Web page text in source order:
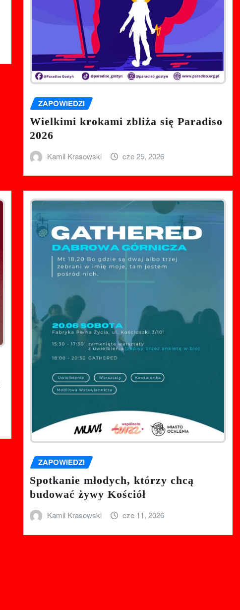
ZAPOWIEDZI
Wielkimi krokami zbliża się Paradiso
2026
Kamil Krasowski cze 25, 2026
ZAPOWIEDZI
Spotkanie młodych, którzy chcą
budować żywy Kościół
Kamil Krasowski cze 11, 2026